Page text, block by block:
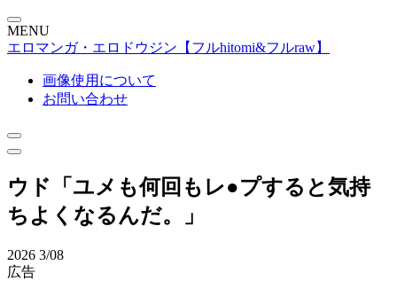
MENU
エロマンガ・エロドウジン【フルhitomi&フルraw】
画像使用について
お問い合わせ
ウド「ユメも何回もレ●プすると気持
ちよくなるんだ。」
2026 3/08
広告